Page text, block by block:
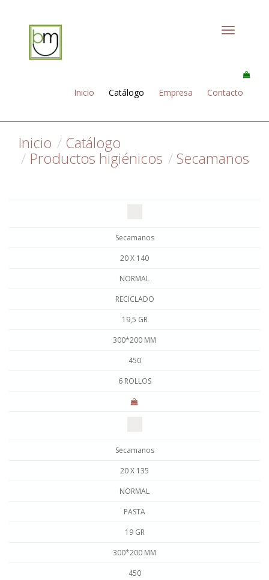
Toggle
Inicio Catálogo Empresa Contacto
Inicio Catálogo
Productos higiénicos Secamanos
Secamanos
20 X 140
NORMAL
RECICLADO
19,5 GR
300*200 MM
450
6 ROLLOS
Secamanos
20 X 135
NORMAL
PASTA
19 GR
300*200 MM
450